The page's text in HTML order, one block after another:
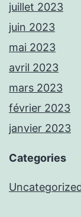
juillet 2023
juin 2023
mai 2023
avril 2023
mars 2023
février 2023
janvier 2023
Categories